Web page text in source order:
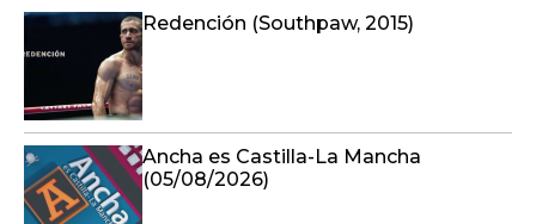
Redención (Southpaw, 2015)
Ancha es Castilla-La Mancha
(05/08/2026)